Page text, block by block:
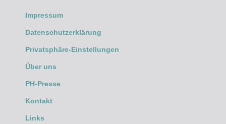
Impressum
Datenschutzerklärung
Privatsphäre-Einstellungen
Über uns
PH-Presse
Kontakt
Links